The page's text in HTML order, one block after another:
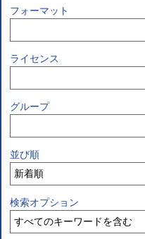
フォーマット
ライセンス
グループ
並び順
検索オプション